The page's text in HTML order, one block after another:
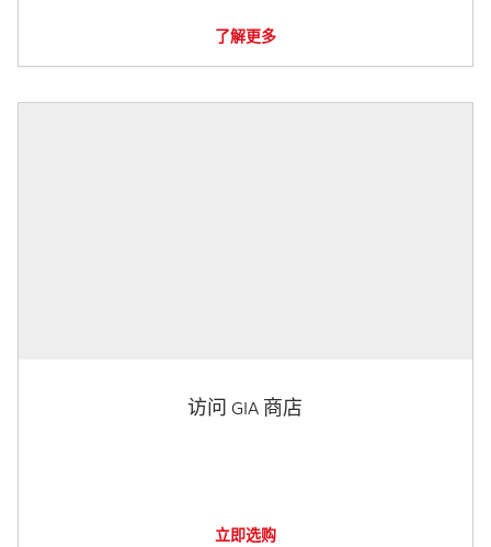
了解更多
访问 GIA 商店
立即选购